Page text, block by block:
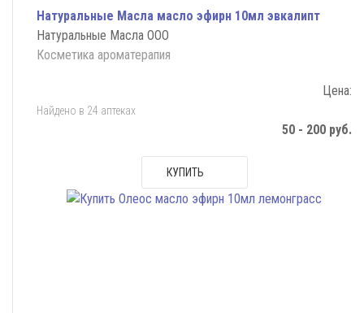
Натуральные Масла масло эфирн 10мл эвкалипт
Натуральные Масла ООО
Косметика ароматерапия
Цена:
Найдено в 24 аптеках
50 - 200 руб.
КУПИТЬ